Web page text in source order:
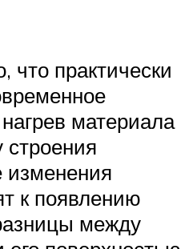
что практически
материала
изменения
к появлению
между